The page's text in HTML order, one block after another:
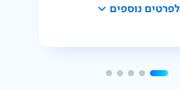
לפרטים נוספים